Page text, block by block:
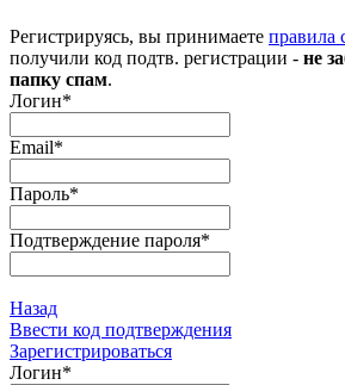
Регистрируясь, вы принимаете правила
получили код подтв. регистрации - не
папку спам.
Логин*
Email*
Пароль*
Подтверждение пароля*
Назад
Ввести код подтверждения
Зарегистрироваться
Логин*